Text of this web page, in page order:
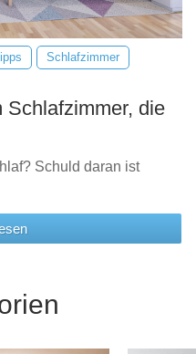
Schlafzimmer
Schlafzimmer, die
Schuld daran ist